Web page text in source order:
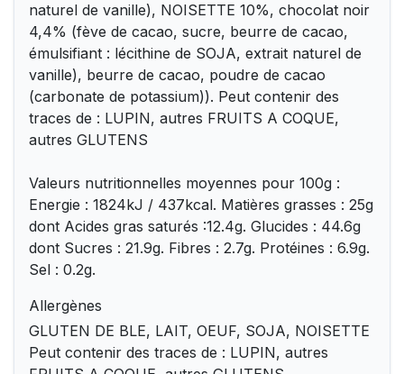
naturel de vanille), NOISETTE 10%, chocolat noir
4,4% (fève de cacao, sucre, beurre de cacao,
émulsifiant : lécithine de SOJA, extrait naturel de
vanille), beurre de cacao, poudre de cacao
(carbonate de potassium)). Peut contenir des
traces de : LUPIN, autres FRUITS A COQUE,
autres GLUTENS
Valeurs nutritionnelles moyennes pour 100g :
Energie : 1824kJ / 437kcal. Matières grasses : 25g
dont Acides gras saturés :12.4g. Glucides : 44.6g
dont Sucres : 21.9g. Fibres : 2.7g. Protéines : 6.9g.
Sel : 0.2g.
Allergènes
GLUTEN DE BLE, LAIT, OEUF, SOJA, NOISETTE
Peut contenir des traces de : LUPIN, autres